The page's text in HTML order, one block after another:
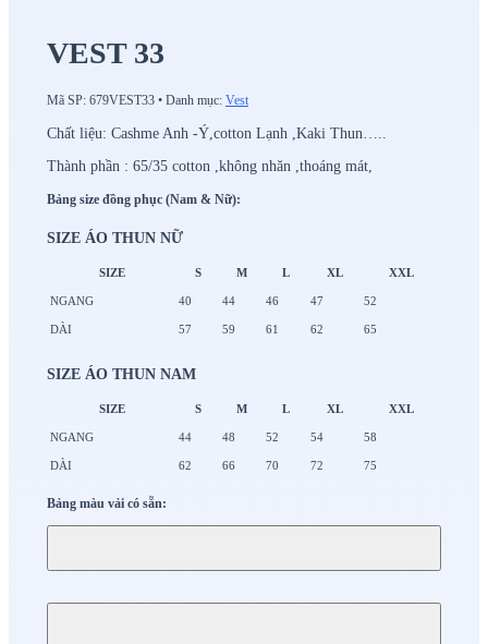
VEST 33
Mã SP: 679VEST33 • Danh mục: Vest
Chất liệu: Cashme Anh -Ý,cotton Lạnh ,Kaki Thun…..
Thành phần : 65/35 cotton ,không nhăn ,thoáng mát,
Bảng size đồng phục (Nam & Nữ):
SIZE ÁO THUN NỮ
SIZE S M L XL XXL
NGANG 40 44 46 47 52
DÀI 57 59 61 62 65
SIZE ÁO THUN NAM
SIZE S M L XL XXL
NGANG 44 48 52 54 58
DÀI 62 66 70 72 75
Bảng màu vải có sẵn: